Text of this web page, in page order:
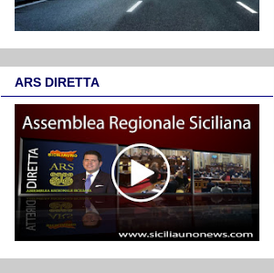
ARS DIRETTA